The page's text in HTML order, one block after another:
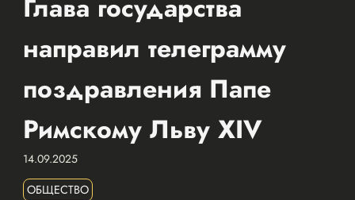
Глава государства
направил телеграмму
поздравления Папе
Римскому Льву XIV
14.09.2025
ОБЩЕСТВО